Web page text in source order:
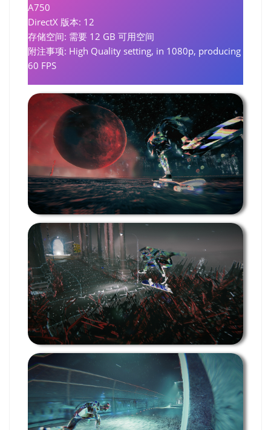
A750
DirectX 版本: 12
存储空间: 需要 12 GB 可用空间
附注事项: High Quality setting, in 1080p, producing
60 FPS